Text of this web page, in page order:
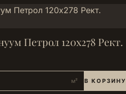
Петрол 120х278 Рект.
м² В КОРЗИНУ